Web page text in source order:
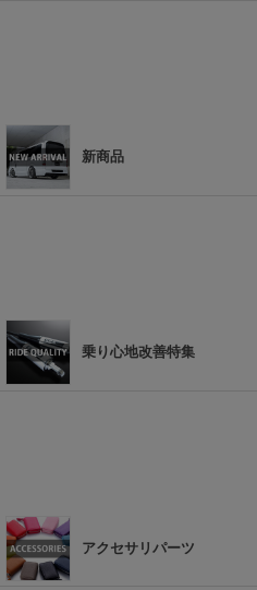
新商品
乗り心地改善特集
アクセサリパーツ